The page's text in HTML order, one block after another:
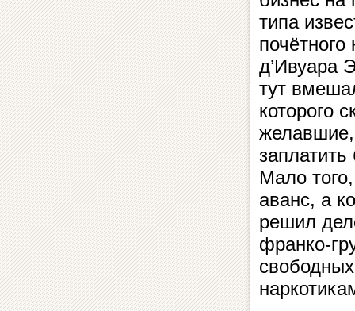
типа
д’Ивуара
тут
которого
Мало
аванс, а
решил
франко-